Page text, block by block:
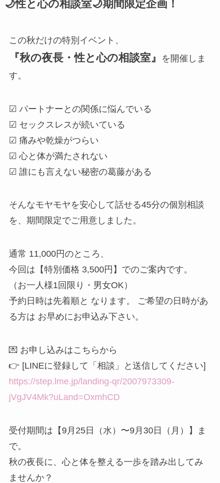
🌙性と心の相談室🌙期間限定企画！
この秋だけの特別イベント、
『秋の夜長・性と心の相談室』
を開催しま
す。
☑ パートナーとの関係に悩んでいる
☑ セックスレスが続いている
☑ 痛みや乾燥がつらい
☑ 心と体が満たされない
☑ 誰にも言えない秘密の葛藤がある
そんなモヤモヤを安心して話せる45分の個別相談
を、期間限定でご用意しました。
通常 11,000円のところ、
今回は【特別価格 3,500円】でのご案内です。
（お一人様1回限り・男女OK）
予約日時は先着順と なります。 ご希望の日時があ
る方は お早めにお申込み下さい。
💌 お申し込みはこちらから
👉 [LINEに登録して「相談」と送信してください]
https://step.lme.jp/landing-qr/2007973309-
jVgJV4Mk?uLand=OxmhCD
受付期間は【9月25日（水）〜9月30日（月）】ま
で。
秋の夜長に、心と体を整える一歩を踏み出してみ
ませんか？